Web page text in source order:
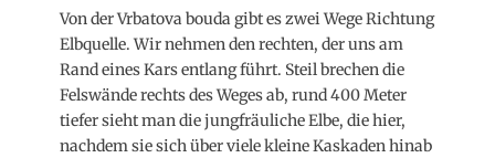
Von der Vrbatova bouda gibt es zwei Wege Richtung
Elbquelle. Wir nehmen den rechten, der uns am
Rand eines Kars entlang führt. Steil brechen die
Felswände rechts des Weges ab, rund 400 Meter
tiefer sieht man die jungfräuliche Elbe, die hier,
nachdem sie sich über viele kleine Kaskaden hinab